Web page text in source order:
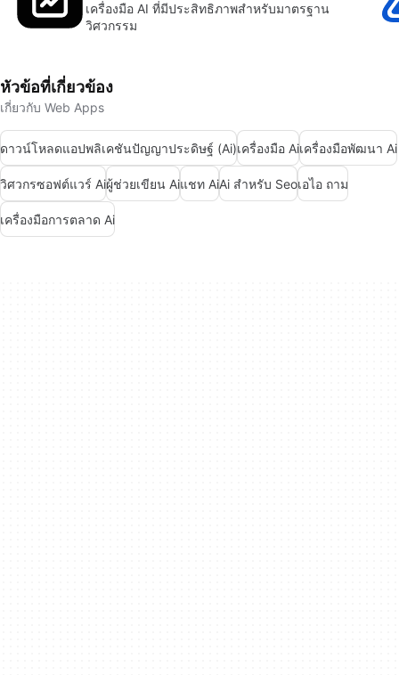
เครื่องมือ AI ที่มีประสิทธิภาพสำหรับมาตรฐาน
วิศวกรรม
หัวข้อที่เกี่ยวข้อง
เกี่ยวกับ Web Apps
ดาวน์โหลดแอปพลิเคชันปัญญาประดิษฐ์ (Ai)เครื่องมือ Aiเครื่องมือพัฒนา Ai
วิศวกรซอฟต์แวร์ Aiผู้ช่วยเขียน Aiแชท AiAi สำหรับ Seoเอไอ ถาม
เครื่องมือการตลาด Ai